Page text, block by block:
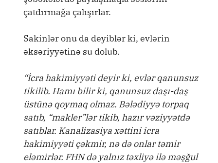
çatdırmağa çalışırlar.
Sakinlər onu da deyiblər ki, evlərin
əksəriyyətinə su dolub.
“İcra hakimiyyəti deyir ki, evlər qanunsuz
tikilib. Hamı bilir ki, qanunsuz daşı-daş
üstünə qoymaq olmaz. Bələdiyyə torpaq
satıb, “makler”lər tikib, hazır vəziyyətdə
satıblar. Kanalizasiya xəttini icra
hakimiyyəti çəkmir, nə də onlar təmir
eləmirlər. FHN də yalnız təxliyə ilə məşğul